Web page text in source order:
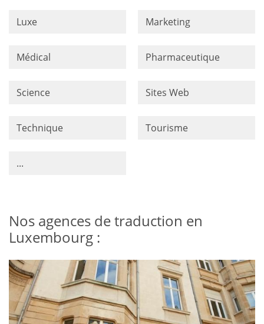
Luxe Marketing
Médical Pharmaceutique
Science Sites Web
Technique Tourisme
...
Nos agences de traduction en
Luxembourg :